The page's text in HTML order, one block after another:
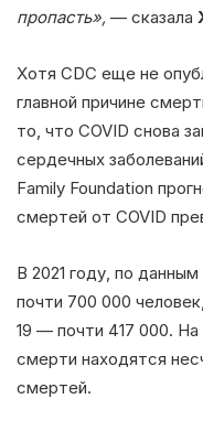
пропасть», — сказала
Хотя CDC еще не
главной причине
то, что COVID снова
сердечных
Family Foundation
смертей от COVID
В 2021 году, по
почти 700 000
19 — почти 417 000.
смерти находятся
смертей.